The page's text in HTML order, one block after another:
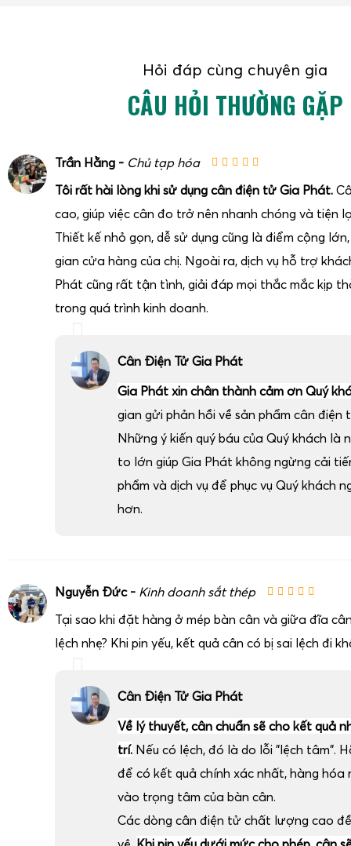
Hỏi đáp cùng chuyên gia
CÂU HỎI THƯỜNG GẶP
Trần Hằng - Chủ tạp hóa
Tôi rất hài lòng khi sử dụng cân điện tử Gia Phát.
cao, giúp việc cân đo trở nên nhanh chóng và tiện
Thiết kế nhỏ gọn, dễ sử dụng cũng là điểm cộng
gian cửa hàng của chị. Ngoài ra, dịch vụ hỗ trợ
Phát cũng rất tận tình, giải đáp mọi thắc mắc kịp
trong quá trình kinh doanh.
Cân Điện Tử Gia Phát
Gia Phát xin chân thành cảm ơn Quý
gian gửi phản hồi về sản phẩm cân điện
Những ý kiến quý báu của Quý khách là
to lớn giúp Gia Phát không ngừng cải
phẩm và dịch vụ để phục vụ Quý khách
hơn.
Nguyễn Đức - Kinh doanh sắt thép
Tại sao khi đặt hàng ở mép bàn cân và giữa đĩa
lệch nhẹ? Khi pin yếu, kết quả cân có bị sai lệch đi
Cân Điện Tử Gia Phát
Về lý thuyết, cân chuẩn sẽ cho kết quả
trí. Nếu có lệch, đó là do lỗi "lệch tâm".
để có kết quả chính xác nhất, hàng
vào trọng tâm của bàn cân.
Các dòng cân điện tử chất lượng cao